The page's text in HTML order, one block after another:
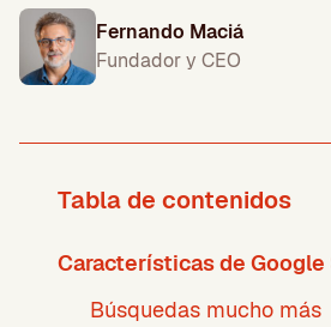
Fernando Maciá
Fundador y CEO
Tabla de contenidos
Características de Google
Búsquedas mucho más